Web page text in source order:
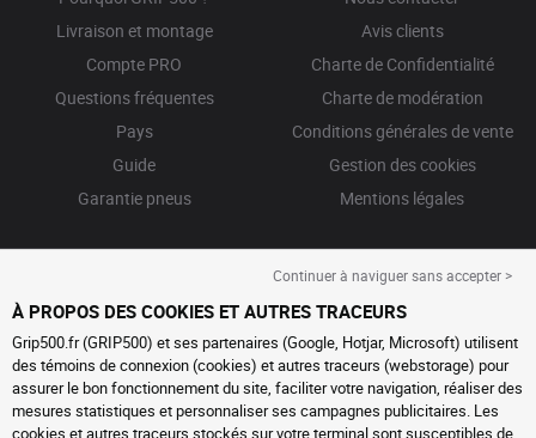
Livraison et montage
Compte PRO
Questions fréquentes
Pays
Guide
Garantie pneus
Avis clients
Charte de Confidentialité
Charte de modération
Conditions générales de vente
Gestion des cookies
Mentions légales
Continuer à naviguer sans accepter >
À PROPOS DES COOKIES ET AUTRES TRACEURS
Grip500.fr (GRIP500) et ses partenaires (Google, Hotjar, Microsoft) utilisent
des témoins de connexion (cookies) et autres traceurs (webstorage) pour
assurer le bon fonctionnement du site, faciliter votre navigation, réaliser des
mesures statistiques et personnaliser ses campagnes publicitaires. Les
cookies et autres traceurs stockés sur votre terminal sont susceptibles de